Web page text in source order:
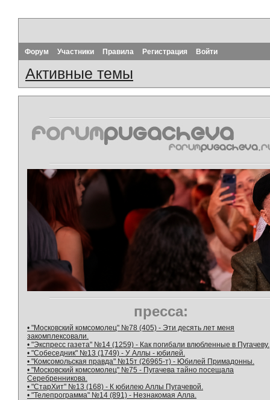
Форум Участники Правила Регистрация Войти
Активные темы
пресса:
• "Московский комсомолец" №78 (405) - Эти десять лет меня
закомплексовали.
• "Экспресс газета" №14 (1259) - Как погибали влюбленные в Пугачеву.
• "Собеседник" №13 (1749) - У Аллы - юбилей.
• "Комсомольская правда" №15т (26965-т) - Юбилей Примадонны.
• "Московский комсомолец" №75 - Пугачева тайно посещала
Серебренникова.
• "СтарХит" №13 (168) - К юбилею Аллы Пугачевой.
• "Телепрограмма" №14 (891) - Незнакомая Алла.